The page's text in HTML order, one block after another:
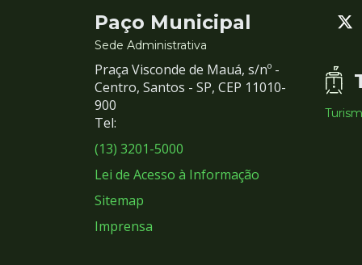
Contato
e
Redes
Sociais
Paço Municipal
Sede Administrativa
Praça Visconde de Mauá, s/nº -
Centro, Santos - SP, CEP 11010-
900
Tel:
(13) 3201-5000
Lei de Acesso à Informação
Sitemap
Imprensa